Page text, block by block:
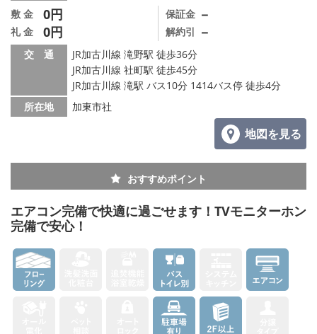
敷 金 0円
礼 金 0円
保証金 －
解約引 －
交 通
JR加古川線 滝野駅 徒歩36分
JR加古川線 社町駅 徒歩45分
JR加古川線 滝駅 バス10分 1414バス停 徒歩4分
所在地
加東市社
地図を見る
おすすめポイント
エアコン完備で快適に過ごせます！TVモニターホン
完備で安心！